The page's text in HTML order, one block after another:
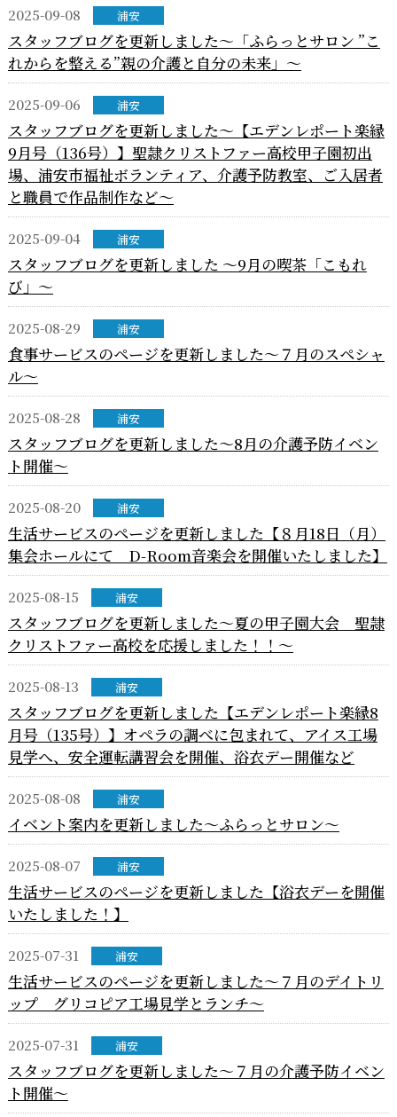
2025-09-08 浦安
スタッフブログを更新しました～「ふらっとサロン ”こ
れからを整える”親の介護と自分の未来」～
2025-09-06 浦安
スタッフブログを更新しました～【エデンレポート楽縁
9月号（136号）】聖隷クリストファー高校甲子園初出
場、浦安市福祉ボランティア、介護予防教室、ご入居者
と職員で作品制作など～
2025-09-04 浦安
スタッフブログを更新しました ～9月の喫茶「こもれ
び」～
2025-08-29 浦安
食事サービスのページを更新しました～７月のスペシャ
ル～
2025-08-28 浦安
スタッフブログを更新しました～8月の介護予防イベン
ト開催～
2025-08-20 浦安
生活サービスのページを更新しました【８月18日（月）
集会ホールにて D-Room音楽会を開催いたしました】
2025-08-15 浦安
スタッフブログを更新しました～夏の甲子園大会 聖隷
クリストファー高校を応援しました！！～
2025-08-13 浦安
スタッフブログを更新しました【エデンレポート楽縁8
月号（135号）】オペラの調べに包まれて、アイス工場
見学へ、安全運転講習会を開催、浴衣デー開催など
2025-08-08 浦安
イベント案内を更新しました～ふらっとサロン～
2025-08-07 浦安
生活サービスのページを更新しました【浴衣デーを開催
いたしました！】
2025-07-31 浦安
生活サービスのページを更新しました～７月のデイトリ
ップ グリコピア工場見学とランチ～
2025-07-31 浦安
スタッフブログを更新しました～７月の介護予防イベン
ト開催～